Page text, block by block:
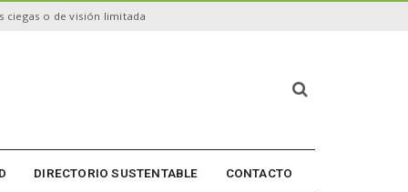
ciegas o de visión limitada
DIRECTORIO SUSTENTABLE CONTACTO